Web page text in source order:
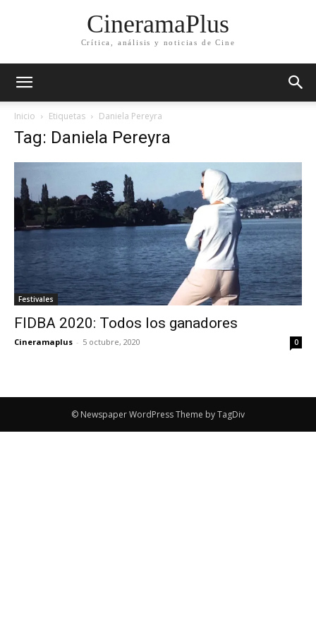
CineramaPlus
Crítica, análisis y noticias de Cine
Inicio Etiquetas Daniela Pereyra
Tag: Daniela Pereyra
Festivales
FIDBA 2020: Todos los ganadores
Cineramaplus - 5 octubre, 2020 0
© Newspaper WordPress Theme by TagDiv